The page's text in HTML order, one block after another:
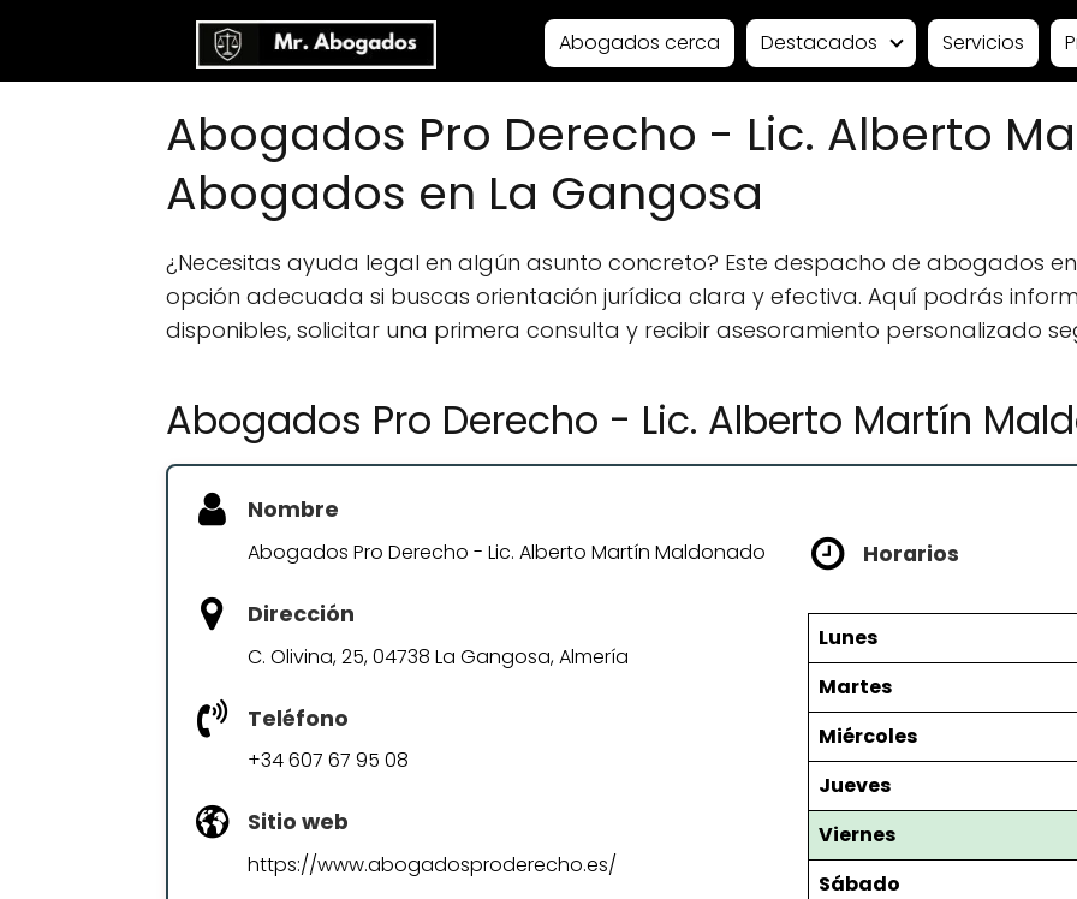
Abogados cerca Destacados Servicios
Abogados Pro Derecho - Lic. Alberto
Abogados en La Gangosa
¿Necesitas ayuda legal en algún asunto concreto? Este despacho de abogados
opción adecuada si buscas orientación jurídica clara y efectiva. Aquí podrás
disponibles, solicitar una primera consulta y recibir asesoramiento personalizado
Abogados Pro Derecho - Lic. Alberto Martín
Nombre
Abogados Pro Derecho - Lic. Alberto Martín Maldonado
Dirección
C. Olivina, 25, 04738 La Gangosa, Almería
Teléfono
+34 607 67 95 08
Sitio web
https://www.abogadosproderecho.es/
Horarios
Lunes
Martes
Miércoles
Jueves
Viernes
Sábado